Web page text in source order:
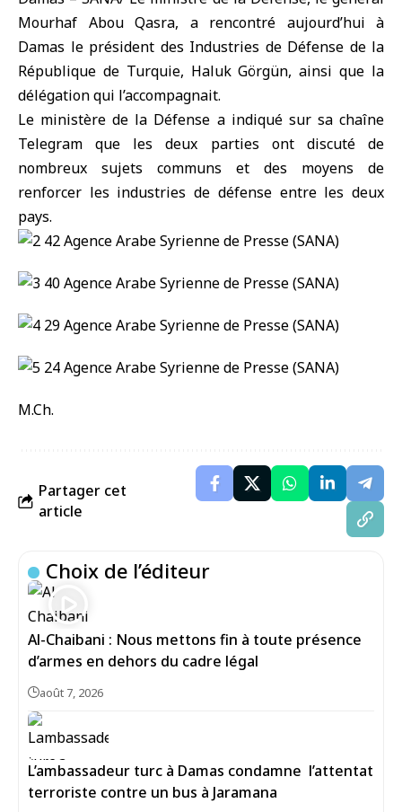
Mourhaf Abou Qasra, a rencontré aujourd’hui à
Damas le président des Industries de Défense de la
République de Turquie, Haluk Görgün, ainsi que la
délégation qui l’accompagnait.
Le ministère de la Défense a indiqué sur sa chaîne
Telegram que les deux parties ont discuté de
nombreux sujets communs et des moyens de
renforcer les industries de défense entre les deux
pays.
M.Ch.
Partager cet
article
Choix de l’éditeur
Al-Chaibani : Nous mettons fin à toute présence
d’armes en dehors du cadre légal
août 7, 2026
L’ambassadeur turc à Damas condamne l’attentat
terroriste contre un bus à Jaramana